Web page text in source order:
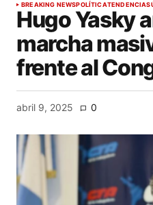
BREAKING NEWSPOLÍTICATENDENCIAS
Hugo Yasky
marcha
frente al
abril 9, 2025 0